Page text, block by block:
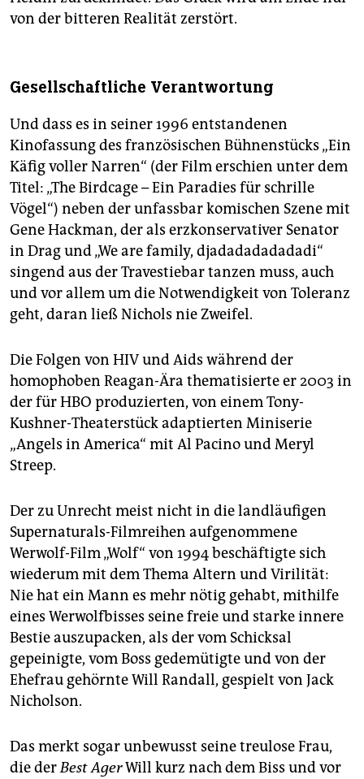
von der bitteren Realität zerstört.
Gesellschaftliche Verantwortung
Und dass es in seiner 1996 entstandenen
Kinofassung des französischen Bühnenstücks „Ein
Käfig voller Narren“ (der Film erschien unter dem
Titel: „The Birdcage – Ein Paradies für schrille
Vögel“) neben der unfassbar komischen Szene mit
Gene Hackman, der als erzkonservativer Senator
in Drag und „We are family, djadadadadadadi“
singend aus der Travestiebar tanzen muss, auch
und vor allem um die Notwendigkeit von Toleranz
geht, daran ließ Nichols nie Zweifel.
Die Folgen von HIV und Aids während der
homophoben Reagan-Ära thematisierte er 2003 in
der für HBO produzierten, von einem Tony-
Kushner-Theaterstück adaptierten Miniserie
„Angels in America“ mit Al Pacino und Meryl
Streep.
Der zu Unrecht meist nicht in die landläufigen
Supernaturals-Filmreihen aufgenommene
Werwolf-Film „Wolf“ von 1994 beschäftigte sich
wiederum mit dem Thema Altern und Virilität:
Nie hat ein Mann es mehr nötig gehabt, mithilfe
eines Werwolfbisses seine freie und starke innere
Bestie auszupacken, als der vom Schicksal
gepeinigte, vom Boss gedemütigte und von der
Ehefrau gehörnte Will Randall, gespielt von Jack
Nicholson.
Das merkt sogar unbewusst seine treulose Frau,
die derBest AgerWill kurz nach dem Biss und vor